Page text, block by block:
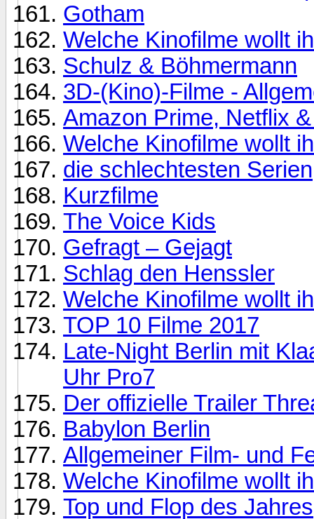
Gotham
Welche Kinofilme wollt
Schulz & Böhmermann
3D-(Kino)-Filme -
Amazon Prime, Netflix
Welche Kinofilme wollt
die schlechtesten Serien
Kurzfilme
The Voice Kids
Gefragt – Gejagt
Schlag den Henssler
Welche Kinofilme wollt
TOP 10 Filme 2017
Late-Night Berlin mit
Uhr Pro7
Der offizielle Trailer
Babylon Berlin
Allgemeiner Film- und
Welche Kinofilme wollt
Top und Flop des Jahres